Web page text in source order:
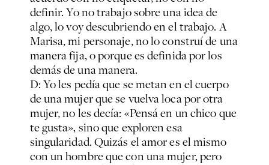
definir. Yo no trabajo sobre una idea de
algo, lo voy descubriendo en el trabajo. A
Marisa, mi personaje, no lo construí de una
manera fija, o porque es definida por los
demás de una manera.
D: Yo les pedía que se metan en el cuerpo
de una mujer que se vuelva loca por otra
mujer, no les decía: «Pensá en un chico que
te gusta», sino que exploren esa
singularidad. Quizás el amor es el mismo
con un hombre que con una mujer, pero